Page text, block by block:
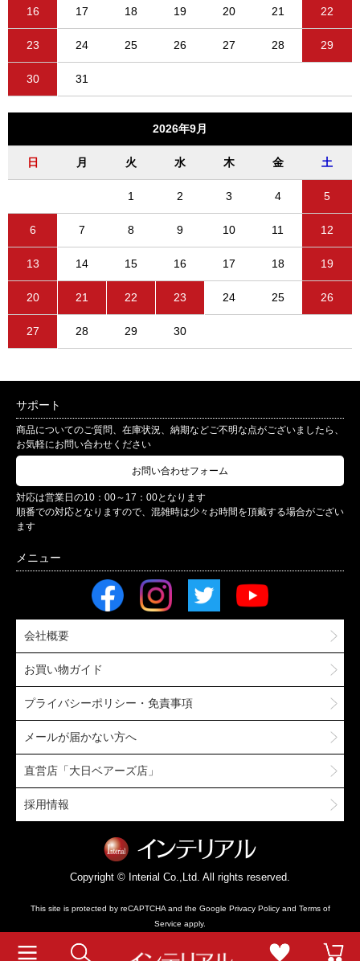
16 17 18 19 20 21 22
23 24 25 26 27 28 29
30 31
2026年9月
日 月 火 水 木 金 土
1 2 3 4 5
6 7 8 9 10 11 12
13 14 15 16 17 18 19
20 21 22 23 24 25 26
27 28 29 30
サポート
商品についてのご質問、在庫状況、納期などご不明な点がございましたら、
お気軽にお問い合わせください
お問い合わせフォーム
対応は営業日の10：00～17：00となります
順番での対応となりますので、混雑時は少々お時間を頂戴する場合がござい
ます
会社概要
お買い物ガイド
プライバシーポリシー・免責事項
メールが届かない方へ
直営店「大日ベアーズ店」
採用情報
Copyright © Interial Co.,Ltd. All rights reserved.
This site is protected by reCAPTCHA and the Google Privacy Policyand Terms of
Service apply.